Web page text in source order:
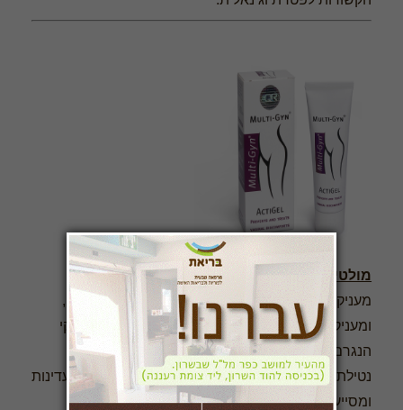
מולטי ג'ין – ליקוויד ג'ל –
Multi-Gyn LiquiGel
מעניק לחות וגינאלית, משמש כחומר סיכה ביחסי מין,
ומעניק תחושת הקלה מיידית במקרים של יובש נרתיקי
הנגרם ע"י שינויים הורמונליים, תופעות לוואי בעקבות
נטילת תרופות ומסיבות אחרות. מאזן את הרקמות העדינות
ומסייע בשיקום הלחות הטבעית.